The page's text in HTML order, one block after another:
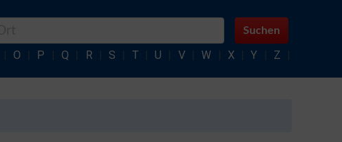
Suchen
O P Q R S T U V W X Y Z